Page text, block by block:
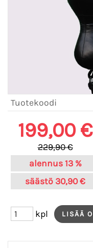
Tuotekoodi
199,00 €
229,90 €
alennus 13 %
säästö 30,90 €
kpl